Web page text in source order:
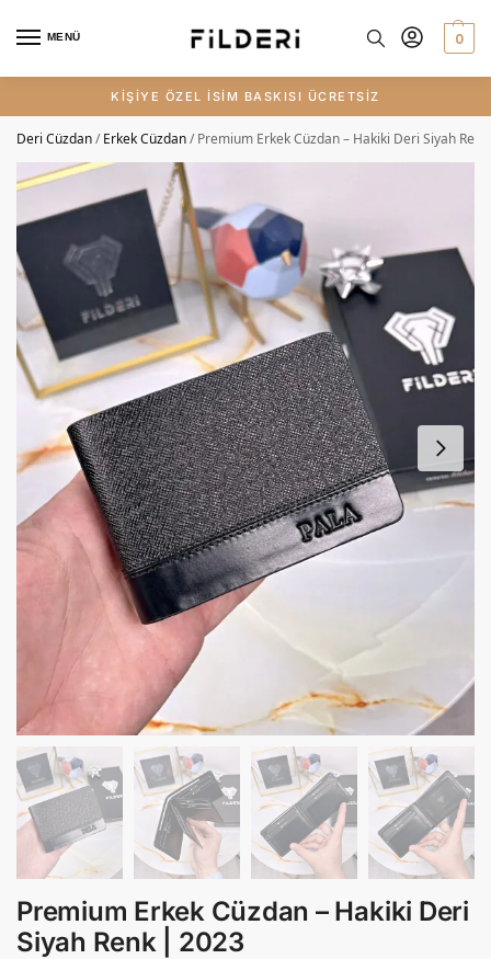
MENÜ 0
KİŞİYE ÖZEL İSİM BASKISI ÜCRETSİZ
Deri Cüzdan/Erkek Cüzdan/Premium Erkek Cüzdan – Hakiki Deri Siyah
Premium Erkek Cüzdan – Hakiki Deri
Siyah Renk | 2023